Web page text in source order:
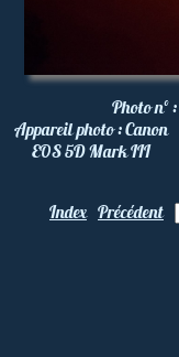
Photo nº :
Appareil photo :Canon
EOS 5D Mark III
Index Précédent